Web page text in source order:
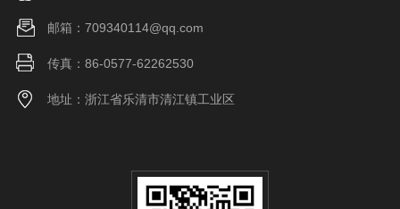
邮箱：709340114@qq.com
传真：86-0577-62262530
地址：浙江省乐清市清江镇工业区